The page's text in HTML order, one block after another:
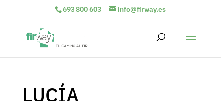
693 800 603 info@firway.es
LUCÍA